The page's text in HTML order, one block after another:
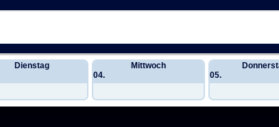
Dienstag
Mittwoch
04.
05.